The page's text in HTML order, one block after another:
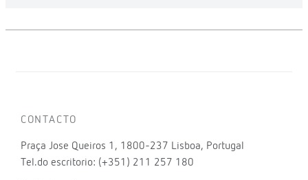
CONTACTO
Praça Jose Queiros 1, 1800-237 Lisboa, Portugal
Tel.do escritorio: (+351) 211 257 180